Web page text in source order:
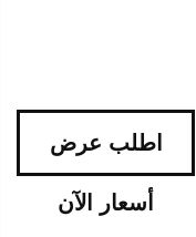
اطلب عرض
أسعار الآن